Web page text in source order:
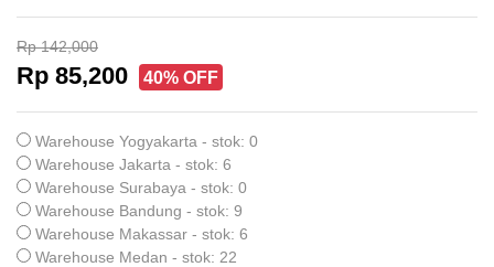
Rp 142,000
Rp 85,200 40% OFF
Warehouse Yogyakarta - stok: 0
Warehouse Jakarta - stok: 6
Warehouse Surabaya - stok: 0
Warehouse Bandung - stok: 9
Warehouse Makassar - stok: 6
Warehouse Medan - stok: 22